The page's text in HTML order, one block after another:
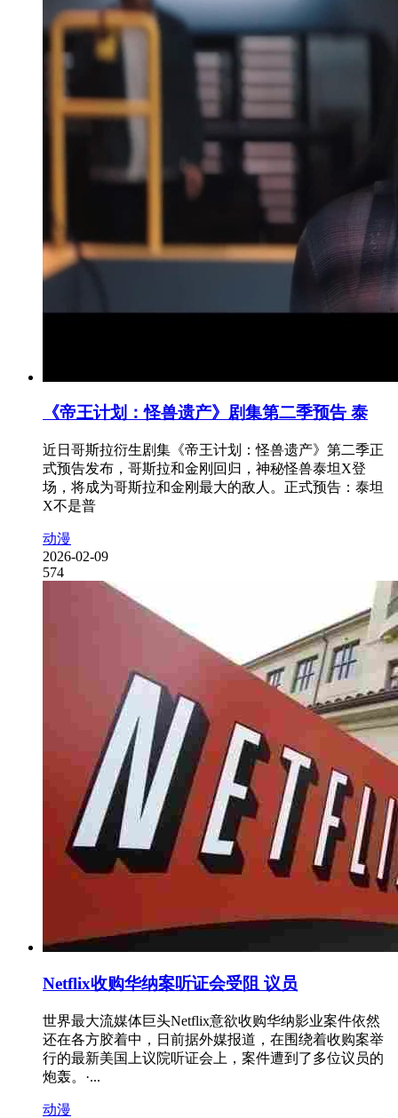
《帝王计划：怪兽遗产》剧集第二季预告 泰
近日哥斯拉衍生剧集《帝王计划：怪兽遗产》第二季正
式预告发布，哥斯拉和金刚回归，神秘怪兽泰坦X登
场，将成为哥斯拉和金刚最大的敌人。正式预告：泰坦
X不是普
动漫
2026-02-09
574
Netflix收购华纳案听证会受阻 议员
世界最大流媒体巨头Netflix意欲收购华纳影业案件依然
还在各方胶着中，日前据外媒报道，在围绕着收购案举
行的最新美国上议院听证会上，案件遭到了多位议员的
炮轰。·...
动漫